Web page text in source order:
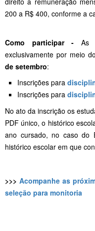
200 a R$ 400, conforme a
Como participar - As
exclusivamente por meio
de setembro:
Inscrições para
Inscrições para
No ato da inscrição os
PDF único, o histórico
ano cursado, no caso do
histórico escolar em que
>>>Acompanhe as
seleção para monitoria